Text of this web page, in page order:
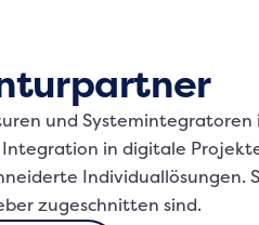
und
in digitale
Individuallösungen.
zugeschnitten sind.